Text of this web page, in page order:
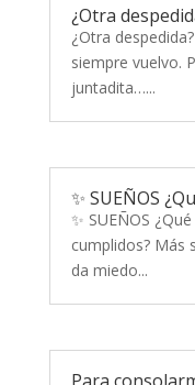
¿Otra
¿Otra
siempre vuelvo.
juntadita…...
✨ SUEÑOS
✨ SUEÑOS
cumplidos? Más
da miedo...